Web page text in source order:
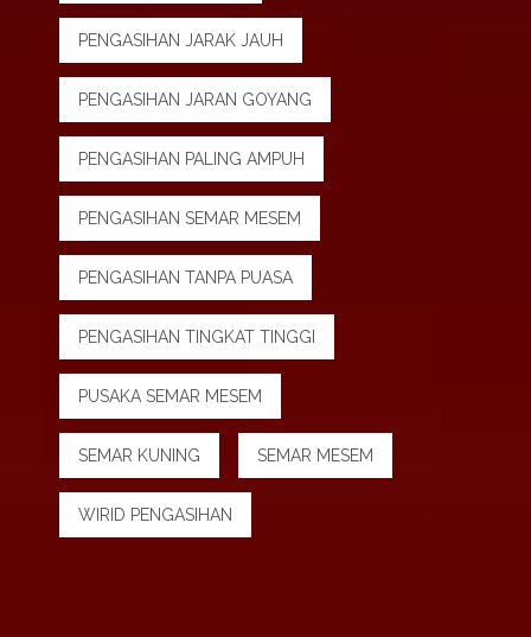
PENGASIHAN JARAK JAUH
PENGASIHAN JARAN GOYANG
PENGASIHAN PALING AMPUH
PENGASIHAN SEMAR MESEM
PENGASIHAN TANPA PUASA
PENGASIHAN TINGKAT TINGGI
PUSAKA SEMAR MESEM
SEMAR KUNING SEMAR MESEM
WIRID PENGASIHAN